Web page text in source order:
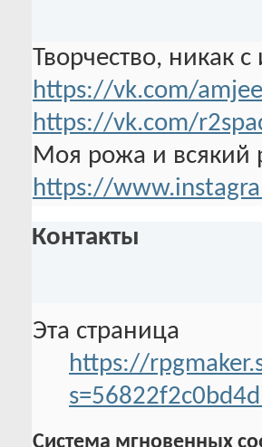
Творчество, никак
https://vk.com/amjee
https://vk.com/
Моя рожа и всякий
https://
Контакты
Эта страница
https://
Система мгновенных